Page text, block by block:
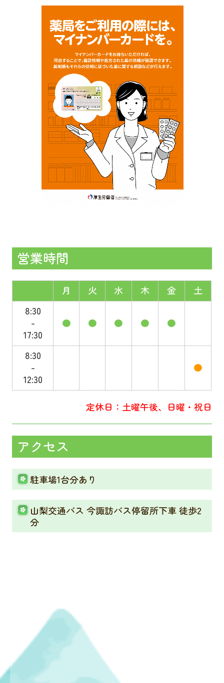
営業時間
月 火 水 木 金
土
8:30
-
17:30
● ● ● ● ●
8:30
-
12:30
●
定休日：土曜午後、日曜・祝日
アクセス
駐車場1台分あり
山梨交通バス 今諏訪バス停留所下車 徒歩2
分